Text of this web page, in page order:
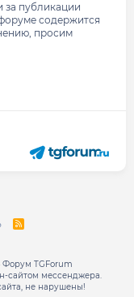
за публикации
содержится
просим
R
Форум TGForum
сайтом мессенджера.
не нарушены!